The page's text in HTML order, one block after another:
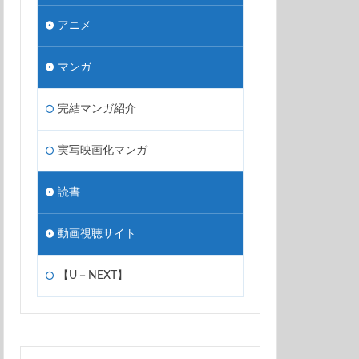
アニメ
マンガ
完結マンガ紹介
実写映画化マンガ
読書
動画視聴サイト
【U－NEXT】